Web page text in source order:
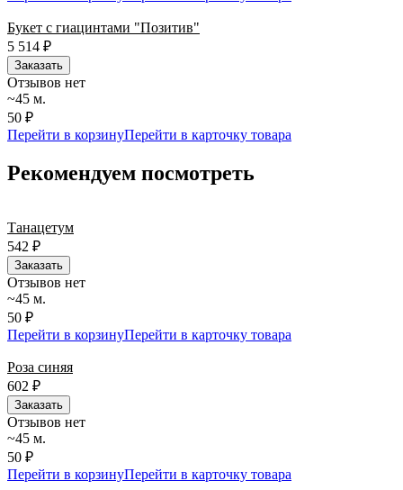
Букет с гиацинтами "Позитив"
5 514 ₽
Заказать
Отзывов нет
~45 м.
50 ₽
Перейти в корзинуПерейти в карточку товара
Рекомендуем посмотреть
Танацетум
542 ₽
Заказать
Отзывов нет
~45 м.
50 ₽
Перейти в корзинуПерейти в карточку товара
Роза синяя
602 ₽
Заказать
Отзывов нет
~45 м.
50 ₽
Перейти в корзинуПерейти в карточку товара